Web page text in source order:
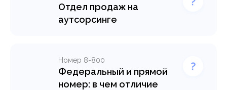
Отдел продаж на
аутсорсинге
Номер 8-800
Федеральный и прямой
номер: в чем отличие